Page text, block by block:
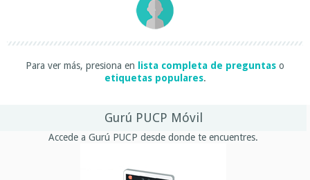
Para ver más, presiona en lista completa de preguntas o
etiquetas populares.
Gurú PUCP Móvil
Accede a Gurú PUCP desde donde te encuentres.